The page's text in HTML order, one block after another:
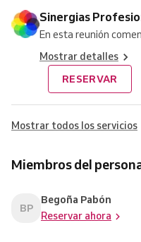
Sinergias
En esta reunión
Mostrar detalles
RESERVAR
Mostrar todos los servicios
Miembros del
BP
Begoña Pabón
Reservar ahora